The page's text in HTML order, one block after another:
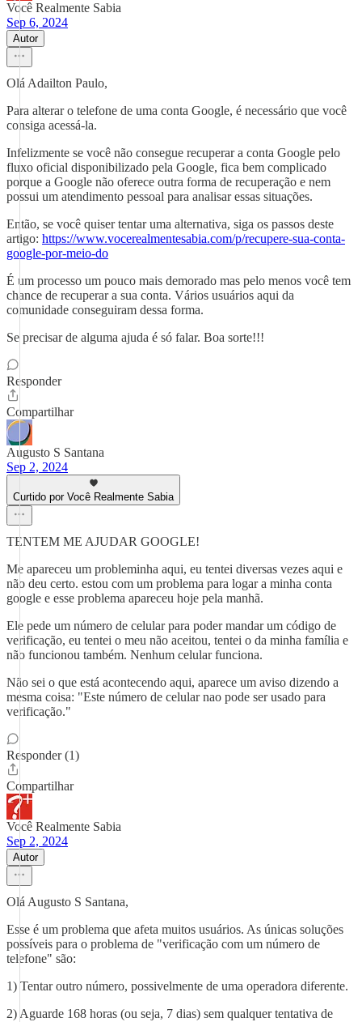
Você Realmente Sabia
Sep 6, 2024
Autor
Olá Adailton Paulo,
Para alterar o telefone de uma conta Google, é necessário que você
consiga acessá-la.
Infelizmente se você não consegue recuperar a conta Google pelo
fluxo oficial disponibilizado pela Google, fica bem complicado
porque a Google não oferece outra forma de recuperação e nem
possui um atendimento pessoal para analisar essas situações.
Então, se você quiser tentar uma alternativa, siga os passos deste
artigo: https://www.vocerealmentesabia.com/p/recupere-sua-conta-
google-por-meio-do
É um processo um pouco mais demorado mas pelo menos você tem
chance de recuperar a sua conta. Vários usuários aqui da
comunidade conseguiram dessa forma.
Se precisar de alguma ajuda é só falar. Boa sorte!!!
Responder
Compartilhar
Augusto S Santana
Sep 2, 2024
Curtido por Você Realmente Sabia
TENTEM ME AJUDAR GOOGLE!
Me apareceu um probleminha aqui, eu tentei diversas vezes aqui e
não deu certo. estou com um problema para logar a minha conta
google e esse problema apareceu hoje pela manhã.
Ele pede um número de celular para poder mandar um código de
verificação, eu tentei o meu não aceitou, tentei o da minha família e
não funcionou também. Nenhum celular funciona.
Não sei o que está acontecendo aqui, aparece um aviso dizendo a
mesma coisa: "Este número de celular nao pode ser usado para
verificação."
Responder (1)
Compartilhar
Você Realmente Sabia
Sep 2, 2024
Autor
Olá Augusto S Santana,
Esse é um problema que afeta muitos usuários. As únicas soluções
possíveis para o problema de "verificação com um número de
telefone" são:
1) Tentar outro número, possivelmente de uma operadora diferente.
2) Aguarde 168 horas (ou seja, 7 dias) sem qualquer tentativa de